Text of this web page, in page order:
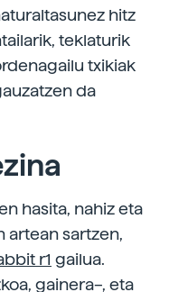
hitz
teklaturik
txikiak
da
hasita, nahiz eta
artean sartzen,
r1 gailua.
gainera–, eta